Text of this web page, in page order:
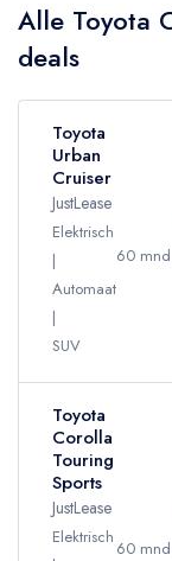
Alle Toyota
deals
Toyota
Urban
Cruiser
JustLease
Elektrisch
Automaat
SUV
60 mnd
Toyota
Corolla
Touring
Sports
JustLease
Elektrisch
60 mnd